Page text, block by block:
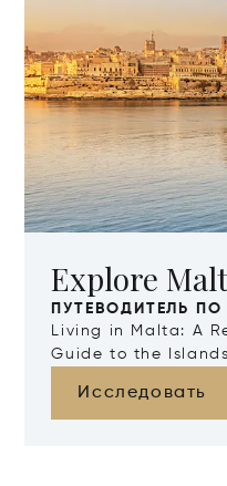
Explore
ПУТЕВОДИТЕЛЬ ПО
Living in Malta: A
Guide to the
Исследовать